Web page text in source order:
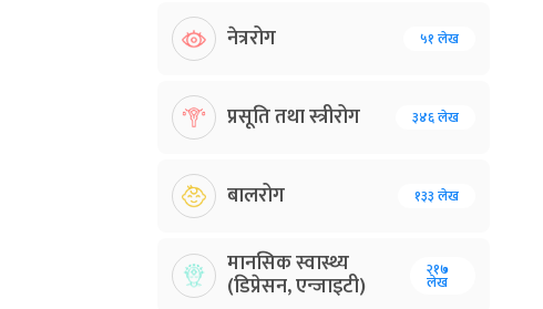
नेत्ररोग ५१ लेख
प्रसूति तथा स्त्रीरोग ३४६ लेख
बालरोग १३३ लेख
मानसिक स्वास्थ्य
(डिप्रेसन, एन्जाइटी)
२१७
लेख